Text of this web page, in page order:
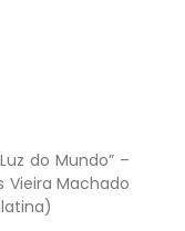
do Mundo” –
Vieira Machado